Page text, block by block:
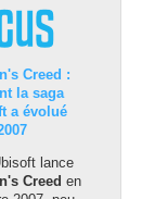
Creed :
la saga
a évolué
lance
Creed en